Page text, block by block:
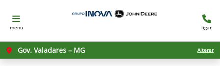
menu ligar
Gov. Valadares – MG Alterar